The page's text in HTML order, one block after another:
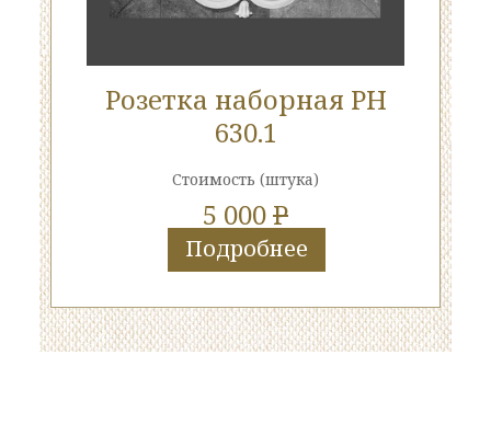
Розетка наборная РН
630.1
Стоимость (штука)
5 000P
Подробнее